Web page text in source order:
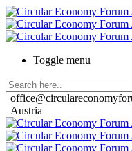
Toggle menu
Austria